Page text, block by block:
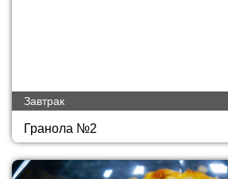
Гранола №2
Завтрак